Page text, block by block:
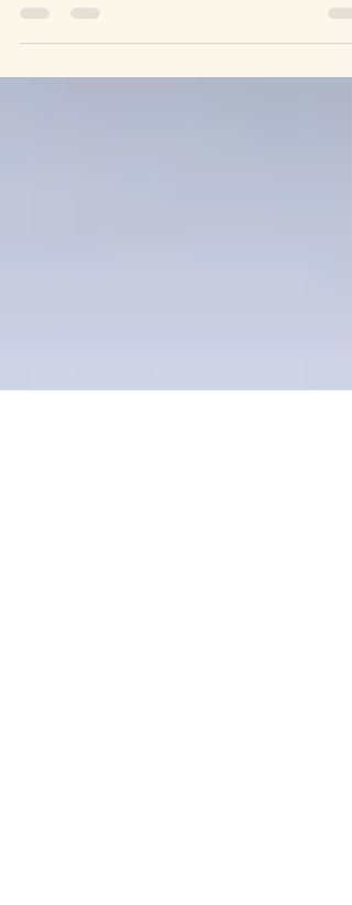
un paradis de relaxation ! 🌺 🌴 Le...